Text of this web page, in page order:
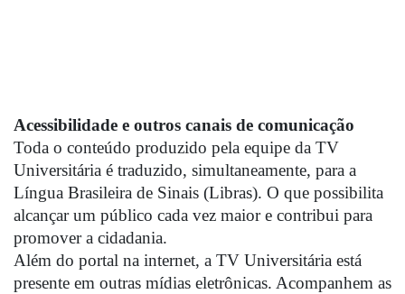
Acessibilidade e outros canais de comunicação
Toda o conteúdo produzido pela equipe da TV
Universitária é traduzido, simultaneamente, para a
Língua Brasileira de Sinais (Libras). O que possibilita
alcançar um público cada vez maior e contribui para
promover a cidadania.
Além do portal na internet, a TV Universitária está
presente em outras mídias eletrônicas. Acompanhem as